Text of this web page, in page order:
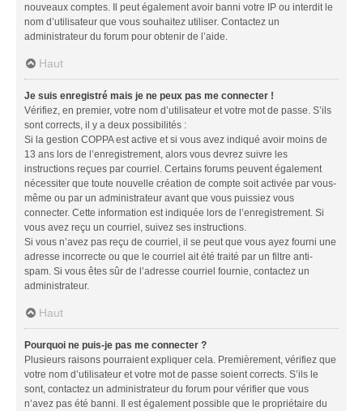
nouveaux comptes. Il peut également avoir banni votre IP ou interdit le
nom d’utilisateur que vous souhaitez utiliser. Contactez un
administrateur du forum pour obtenir de l’aide.
Haut
Je suis enregistré mais je ne peux pas me connecter !
Vérifiez, en premier, votre nom d’utilisateur et votre mot de passe. S’ils
sont corrects, il y a deux possibilités :
Si la gestion COPPA est active et si vous avez indiqué avoir moins de
13 ans lors de l’enregistrement, alors vous devrez suivre les
instructions reçues par courriel. Certains forums peuvent également
nécessiter que toute nouvelle création de compte soit activée par vous-
même ou par un administrateur avant que vous puissiez vous
connecter. Cette information est indiquée lors de l’enregistrement. Si
vous avez reçu un courriel, suivez ses instructions.
Si vous n’avez pas reçu de courriel, il se peut que vous ayez fourni une
adresse incorrecte ou que le courriel ait été traité par un filtre anti-
spam. Si vous êtes sûr de l’adresse courriel fournie, contactez un
administrateur.
Haut
Pourquoi ne puis-je pas me connecter ?
Plusieurs raisons pourraient expliquer cela. Premièrement, vérifiez que
votre nom d’utilisateur et votre mot de passe soient corrects. S’ils le
sont, contactez un administrateur du forum pour vérifier que vous
n’avez pas été banni. Il est également possible que le propriétaire du